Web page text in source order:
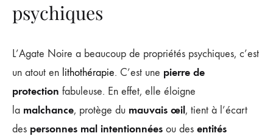
psychiques
L’Agate Noire a beaucoup de propriétés psychiques, c’est
un atout en lithothérapie. C’est une pierre de
protection fabuleuse. En effet, elle éloigne
la malchance, protège du mauvais œil, tient à l’écart
des personnes mal intentionnées ou des entités